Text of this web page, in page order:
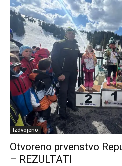
Izdvojeno
Otvoreno prvenstvo
– REZULTATI